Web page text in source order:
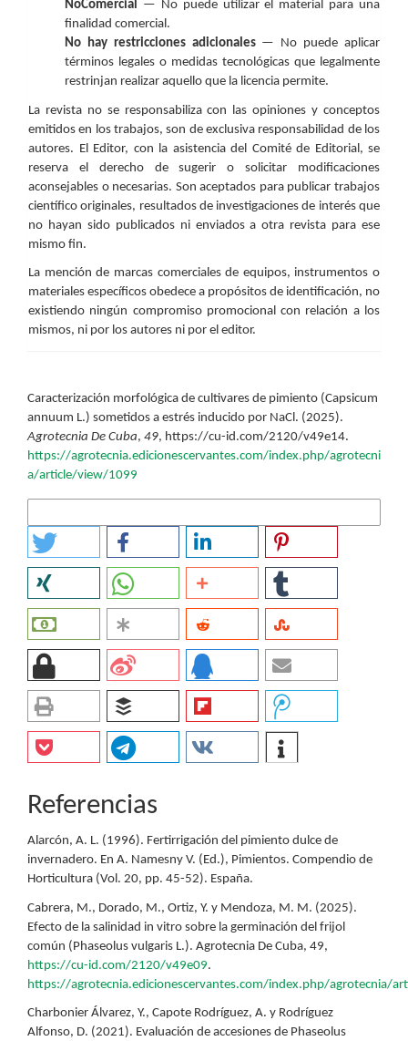
NoComercial — No puede utilizar el material para una
finalidad comercial.
No hay restricciones adicionales— No puede aplicar
términos legales o medidas tecnológicas que legalmente
restrinjan realizar aquello que la licencia permite.
La revista no se responsabiliza con las opiniones y conceptos
emitidos en los trabajos, son de exclusiva responsabilidad de los
autores. El Editor, con la asistencia del Comité de Editorial, se
reserva el derecho de sugerir o solicitar modificaciones
aconsejables o necesarias. Son aceptados para publicar trabajos
científico originales, resultados de investigaciones de interés que
no hayan sido publicados ni enviados a otra revista para ese
mismo fin.
La mención de marcas comerciales de equipos, instrumentos o
materiales específicos obedece a propósitos de identificación, no
existiendo ningún compromiso promocional con relación a los
mismos, ni por los autores ni por el editor.
Caracterización morfológica de cultivares de pimiento (Capsicum
annuum L.) sometidos a estrés inducido por NaCl. (2025).
Agrotecnia De Cuba, 49, https://cu-id.com/2120/v49e14.
https://agrotecnia.edicionescervantes.com/index.php/agrotecni
a/article/view/1099
Referencias
Alarcón, A. L. (1996). Fertirrigación del pimiento dulce de
invernadero. En A. Namesny V. (Ed.), Pimientos. Compendio de
Horticultura (Vol. 20, pp. 45-52). España.
Cabrera, M., Dorado, M., Ortiz, Y. y Mendoza, M. M. (2025).
Efecto de la salinidad in vitro sobre la germinación del frijol
común (Phaseolus vulgaris L.). Agrotecnia De Cuba, 49,
https://cu-id.com/2120/v49e09.
https://agrotecnia.edicionescervantes.com/index.php/agrotecnia/
Charbonier Álvarez, Y., Capote Rodríguez, A. y Rodríguez
Alfonso, D. (2021). Evaluación de accesiones de Phaseolus